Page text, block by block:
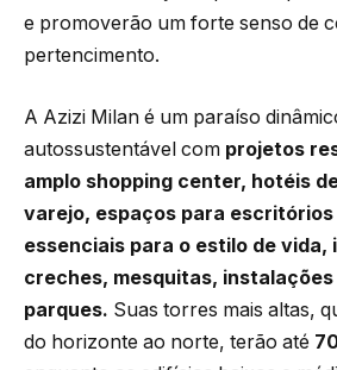
e promoverão um forte senso de
pertencimento.
A Azizi Milan é um paraíso
autossustentável com projetos
amplo shopping center, hotéis
varejo, espaços para escritórios
essenciais para o estilo de vida,
creches, mesquitas,
parques. Suas torres mais altas,
do horizonte ao norte, terão até